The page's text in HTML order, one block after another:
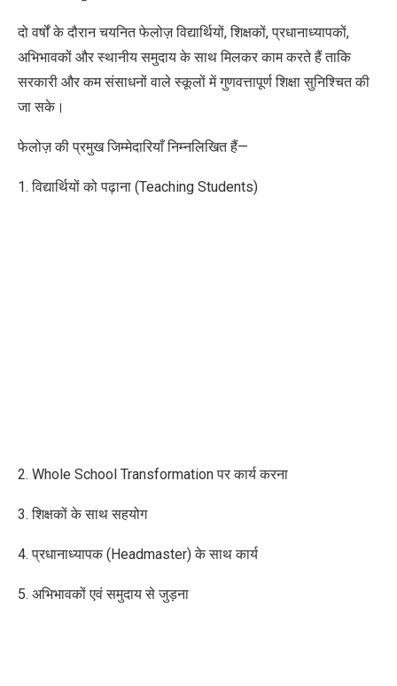
दो वर्षों के दौरान चयनित फेलोज़ विद्यार्थियों, शिक्षकों, प्रधानाध्यापकों,
अभिभावकों और स्थानीय समुदाय के साथ मिलकर काम करते हैं ताकि
सरकारी और कम संसाधनों वाले स्कूलों में गुणवत्तापूर्ण शिक्षा सुनिश्चित की
जा सके।
फेलोज़ की प्रमुख जिम्मेदारियाँ निम्नलिखित हैं—
1. विद्यार्थियों को पढ़ाना (Teaching Students)
2. Whole School Transformation पर कार्य करना
3. शिक्षकों के साथ सहयोग
4. प्रधानाध्यापक (Headmaster) के साथ कार्य
5. अभिभावकों एवं समुदाय से जुड़ना